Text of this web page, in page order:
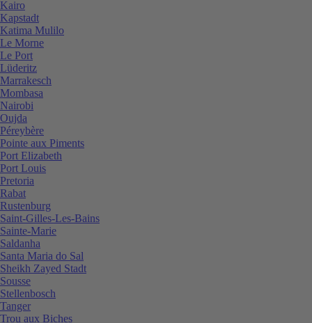
Kairo
Kapstadt
Katima Mulilo
Le Morne
Le Port
Lüderitz
Marrakesch
Mombasa
Nairobi
Oujda
Péreybère
Pointe aux Piments
Port Elizabeth
Port Louis
Pretoria
Rabat
Rustenburg
Saint-Gilles-Les-Bains
Sainte-Marie
Saldanha
Santa Maria do Sal
Sheikh Zayed Stadt
Sousse
Stellenbosch
Tanger
Trou aux Biches